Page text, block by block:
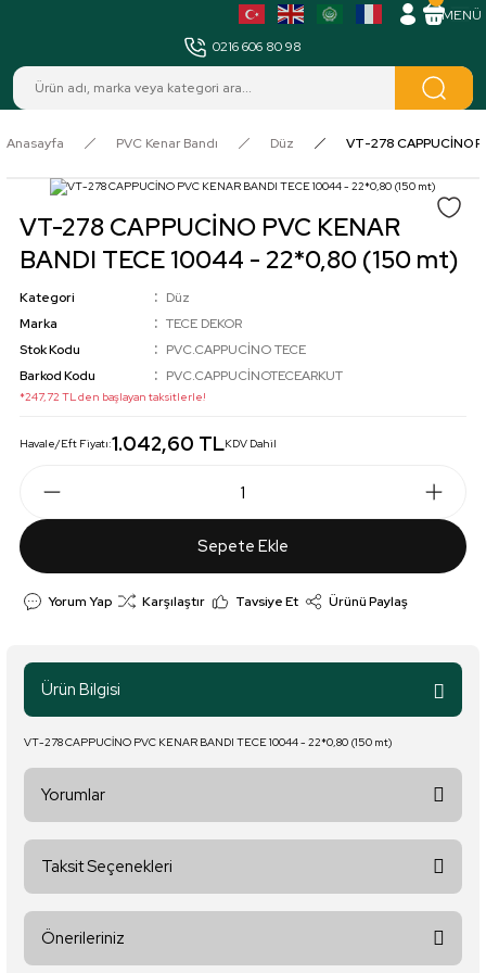
0216 606 80 98
Anasayfa PVC Kenar Bandı Düz VT-278 CAPPUCİNO
VT-278 CAPPUCİNO PVC KENAR
BANDI TECE 10044 - 22*0,80 (150 mt)
Kategori
Düz
Marka
TECE DEKOR
Stok Kodu
PVC.CAPPUCİNO TECE
Barkod Kodu
PVC.CAPPUCİNOTECEARKUT
*247,72 TL den başlayan taksitlerle!
Havale/Eft Fiyatı:1.042,60 TLKDV Dahil
Sepete Ekle
Yorum Yap Karşılaştır Tavsiye Et Ürünü Paylaş
Ürün Bilgisi
VT-278 CAPPUCİNO PVC KENAR BANDI TECE 10044 - 22*0,80 (150 mt)
Yorumlar
Taksit Seçenekleri
Önerileriniz